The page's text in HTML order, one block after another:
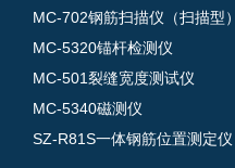
MC-702钢筋扫描仪（扫描型）
MC-5320锚杆检测仪
MC-501裂缝宽度测试仪
MC-5340磁测仪
SZ-R81S一体钢筋位置测定仪